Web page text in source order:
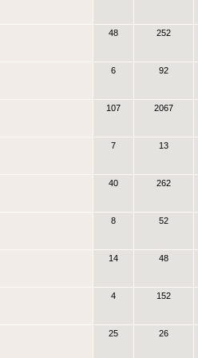
48 252
6 92
107 2067
7 13
40 262
8 52
14 48
4 152
25 26